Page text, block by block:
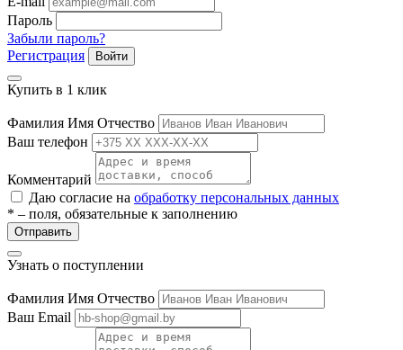
Пароль
Забыли пароль?
Регистрация
Войти
Купить в 1 клик
Фамилия Имя Отчество
Ваш телефон
Комментарий
Даю согласие на обработку персональных данных
* – поля, обязательные к заполнению
Отправить
Узнать о поступлении
Фамилия Имя Отчество
Ваш Email